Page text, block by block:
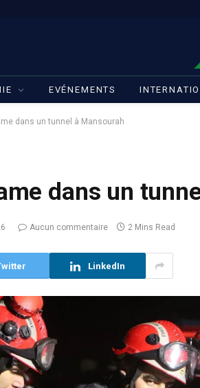
EVÉNEMENTS
dans un tunnel à Mansourah
dans un
Aucun commentaire 2 Mins Read
LinkedIn